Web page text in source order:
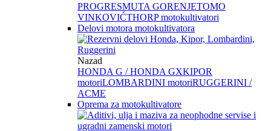
PROGRESMUTA GORENJETOMO
VINKOVIĆTHORP motokultivatori
Delovi motora motokultivatora
Nazad
HONDA G / HONDA GXKIPOR
motoriLOMBARDINI motoriRUGGERINI /
ACME
Oprema za motokultivatore